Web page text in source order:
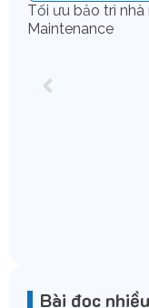
Tối ưu bảo trì
Maintenance
Bài đọc